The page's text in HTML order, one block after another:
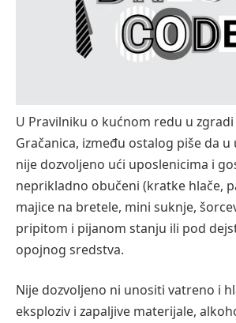
U Pravilniku o kućnom redu u
Gračanica, između ostalog piše da
nije dozvoljeno ući uposlenicima i
neprikladno obučeni (kratke hlače,
majice na bretele, mini suknje,
pripitom i pijanom stanju ili pod
opojnog sredstva.
Nije dozvoljeno ni unositi vatreno i
eksploziv i zapaljive materijale,